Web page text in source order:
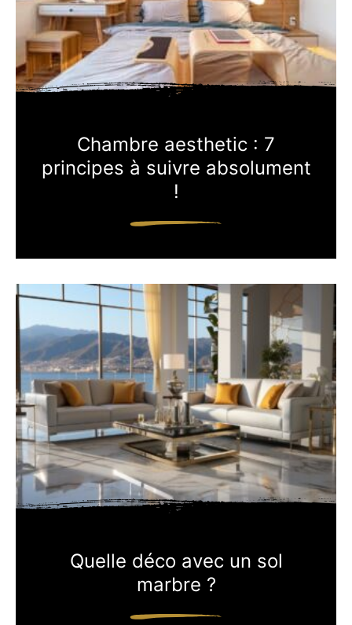
Chambre aesthetic : 7
principes à suivre absolument
!
Quelle déco avec un sol
marbre ?